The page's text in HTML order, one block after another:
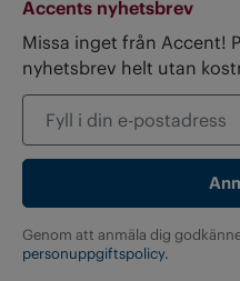
Accents nyhetsbrev
Missa inget från Accent!
nyhetsbrev helt utan
Genom att anmäla dig
personuppgiftspolicy.